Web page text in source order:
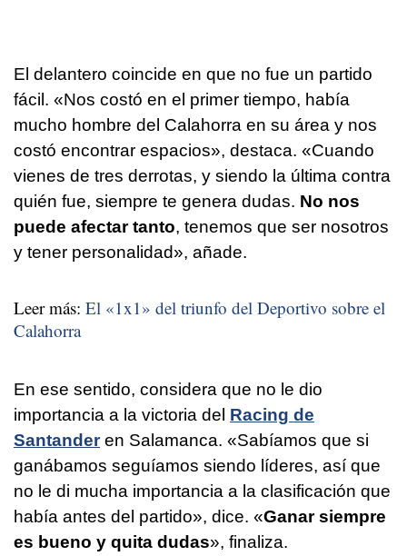
El delantero coincide en que no fue un partido
fácil. «Nos costó en el primer tiempo, había
mucho hombre del Calahorra en su área y nos
costó encontrar espacios», destaca. «Cuando
vienes de tres derrotas, y siendo la última contra
quién fue, siempre te genera dudas. No nos
puede afectar tanto, tenemos que ser nosotros
y tener personalidad», añade.
Leer más: El «1x1» del triunfo del Deportivo sobre el
Calahorra
En ese sentido, considera que no le dio
importancia a la victoria del Racing de
Santanderen Salamanca. «Sabíamos que si
ganábamos seguíamos siendo líderes, así que
no le di mucha importancia a la clasificación que
había antes del partido», dice. «Ganar siempre
es bueno y quita dudas», finaliza.